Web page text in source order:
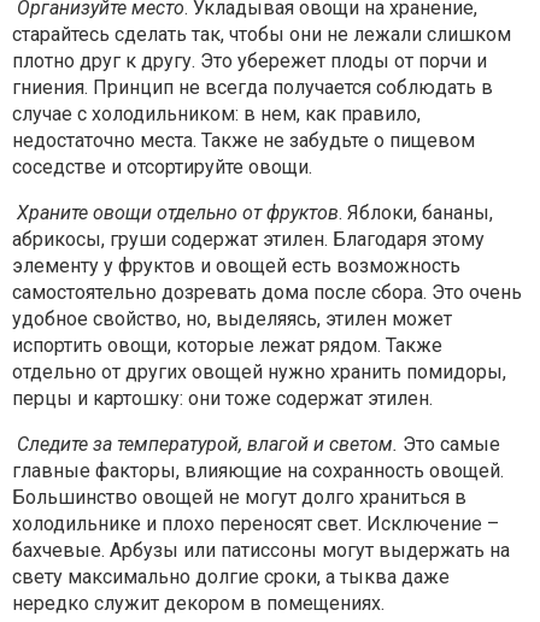
Организуйте место. Укладывая овощи на хранение,
старайтесь сделать так, чтобы они не лежали слишком
плотно друг к другу. Это убережет плоды от порчи и
гниения. Принцип не всегда получается соблюдать в
случае с холодильником: в нем, как правило,
недостаточно места. Также не забудьте о пищевом
соседстве и отсортируйте овощи.
Храните овощи отдельно от фруктов. Яблоки, бананы,
абрикосы, груши содержат этилен. Благодаря этому
элементу у фруктов и овощей есть возможность
самостоятельно дозревать дома после сбора. Это очень
удобное свойство, но, выделяясь, этилен может
испортить овощи, которые лежат рядом. Также
отдельно от других овощей нужно хранить помидоры,
перцы и картошку: они тоже содержат этилен.
Следите за температурой, влагой и светом. Это самые
главные факторы, влияющие на сохранность овощей.
Большинство овощей не могут долго храниться в
холодильнике и плохо переносят свет. Исключение –
бахчевые. Арбузы или патиссоны могут выдержать на
свету максимально долгие сроки, а тыква даже
нередко служит декором в помещениях.